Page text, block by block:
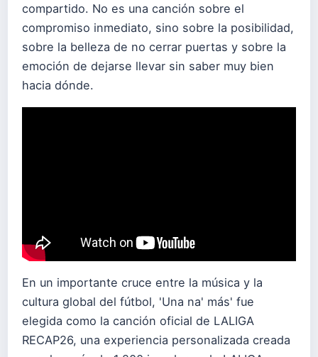
compartido. No es una canción sobre el
compromiso inmediato, sino sobre la posibilidad,
sobre la belleza de no cerrar puertas y sobre la
emoción de dejarse llevar sin saber muy bien
hacia dónde.
En un importante cruce entre la música y la
cultura global del fútbol, 'Una na' más' fue
elegida como la canción oficial de LALIGA
RECAP26, una experiencia personalizada creada